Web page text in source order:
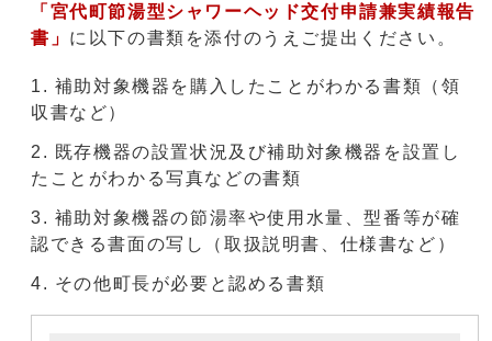
「宮代町節湯型シャワーヘッド交付申請兼実績報告
書」 に以下の書類を添付のうえご提出ください。
補助対象機器を購入したことがわかる書類（領
収書など）
既存機器の設置状況及び補助対象機器を設置し
たことがわかる写真などの書類
補助対象機器の節湯率や使用水量、型番等が確
認できる書面の写し（取扱説明書、仕様書など）
その他町長が必要と認める書類